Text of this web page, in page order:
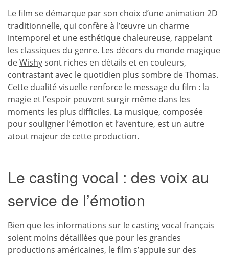
Le film se démarque par son choix d’uneanimation 2D
traditionnelle, qui confère à l’œuvre un charme
intemporel et une esthétique chaleureuse, rappelant
les classiques du genre. Les décors du monde magique
deWishysont riches en détails et en couleurs,
contrastant avec le quotidien plus sombre de Thomas.
Cette dualité visuelle renforce le message du film : la
magie et l’espoir peuvent surgir même dans les
moments les plus difficiles. La musique, composée
pour souligner l’émotion et l’aventure, est un autre
atout majeur de cette production.
Le casting vocal : des voix au
service de l’émotion
Bien que les informations sur le casting vocal français
soient moins détaillées que pour les grandes
productions américaines, le film s’appuie sur des